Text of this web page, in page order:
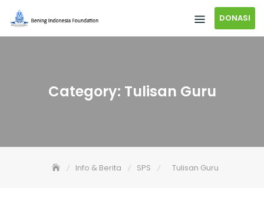
DONASI
Category: Tulisan Guru
Info & Berita SPS Tulisan Guru